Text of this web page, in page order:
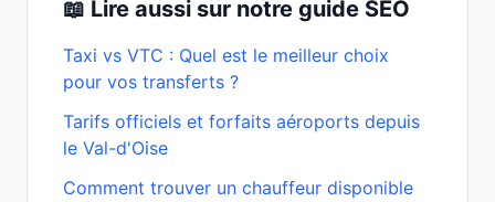
📖 Lire aussi sur notre guide SEO
Taxi vs VTC : Quel est le meilleur choix
pour vos transferts ?
Tarifs officiels et forfaits aéroports depuis
le Val-d'Oise
Comment trouver un chauffeur disponible